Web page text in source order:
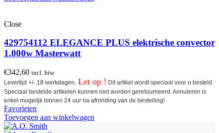
Close
429754112 ELEGANCE PLUS elektrische convector
1.000w Masterwatt
€342,60 incl. btw
Levertijd +/- 18 werkdagen. Let op ! Dit artikel wordt speciaal voor u besteld.
Speciaal bestelde artikelen kunnen niet worden geretourneerd. Annuleren is
enkel mogelijk binnen 24 uur na afronding van de bestelling!
Favorieten
Toevoegen aan winkelwagen